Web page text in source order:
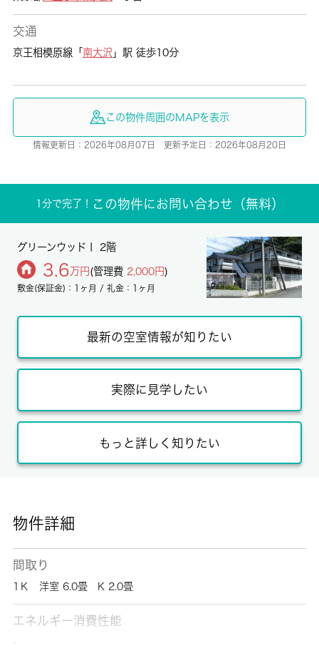
交通
京王相模原線「 南大沢 」駅 徒歩10分
この物件周囲のMAPを表示
情報更新日：2026年08月07日 更新予定日：2026年08月20日
1分で完了！ この物件にお問い合わせ（無料）
グリーンウッドⅠ 2階
3.6 万円 (管理費 2,000円)
敷金(保証金)：1ヶ月 / 礼金：1ヶ月
最新の空室情報が知りたい
実際に見学したい
もっと詳しく知りたい
物件詳細
間取り
1Ｋ 洋室 6.0畳 K 2.0畳
エネルギー消費性能
-